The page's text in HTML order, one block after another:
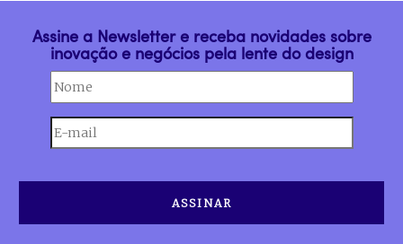
Assine a Newsletter e receba novidades sobre
inovação e negócios pela lente do design